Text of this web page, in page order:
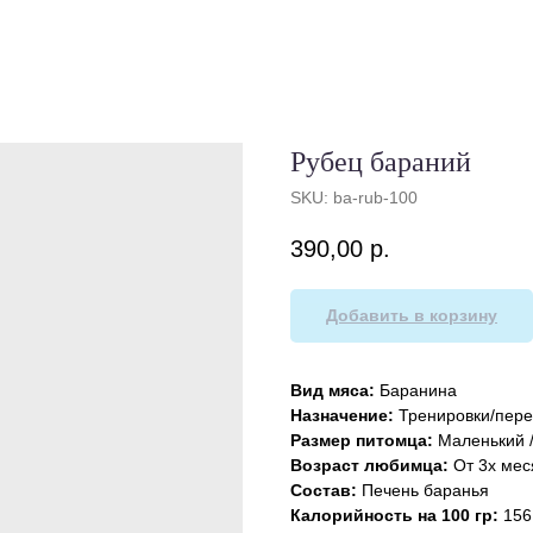
Рубец бараний
SKU: ba-rub-100
390,00 р.
Добавить в корзину
Вид мяса: Баранина
Назначение: Тренировки/
Размер питомца: Маленький
Возраст любимца: От 3х
Состав: Печень баранья
Калорийность на 100 гр: